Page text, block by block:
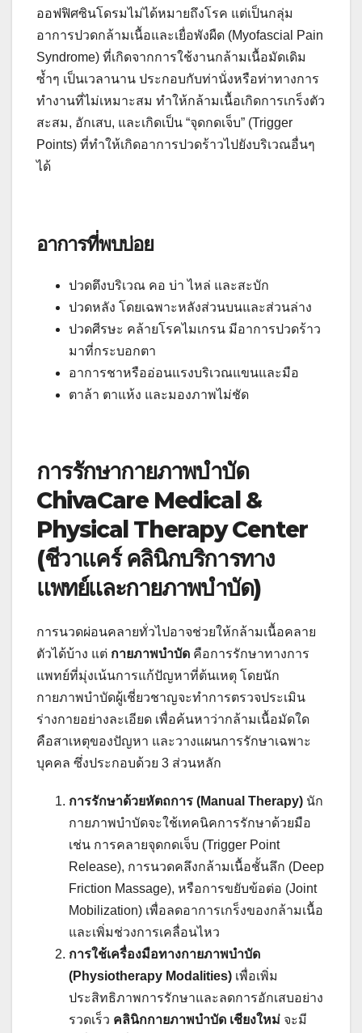
ออฟฟิศซินโดรมไม่ได้หมายถึงโรค แต่เป็นกลุ่ม
อาการปวดกล้ามเนื้อและเยื่อพังผืด (Myofascial Pain
Syndrome) ที่เกิดจากการใช้งานกล้ามเนื้อมัดเดิม
ซ้ำๆ เป็นเวลานาน ประกอบกับท่านั่งหรือท่าทางการ
ทำงานที่ไม่เหมาะสม ทำให้กล้ามเนื้อเกิดการเกร็งตัว
สะสม, อักเสบ, และเกิดเป็น “จุดกดเจ็บ” (Trigger
Points) ที่ทำให้เกิดอาการปวดร้าวไปยังบริเวณอื่นๆ
ได้
อาการที่พบบ่อย
ปวดตึงบริเวณ คอ บ่า ไหล่ และสะบัก
ปวดหลัง โดยเฉพาะหลังส่วนบนและส่วนล่าง
ปวดศีรษะ คล้ายโรคไมเกรน มีอาการปวดร้าว
มาที่กระบอกตา
อาการชาหรืออ่อนแรงบริเวณแขนและมือ
ตาล้า ตาแห้ง และมองภาพไม่ชัด
การรักษากายภาพบำบัด
ChivaCare Medical &
Physical Therapy Center
(ชีวาแคร์ คลินิกบริการทาง
แพทย์และกายภาพบำบัด)
การนวดผ่อนคลายทั่วไปอาจช่วยให้กล้ามเนื้อคลาย
ตัวได้บ้าง แต่ กายภาพบำบัด คือการรักษาทางการ
แพทย์ที่มุ่งเน้นการแก้ปัญหาที่ต้นเหตุ โดยนัก
กายภาพบำบัดผู้เชี่ยวชาญจะทำการตรวจประเมิน
ร่างกายอย่างละเอียด เพื่อค้นหาว่ากล้ามเนื้อมัดใด
คือสาเหตุของปัญหา และวางแผนการรักษาเฉพาะ
บุคคล ซึ่งประกอบด้วย 3 ส่วนหลัก
การรักษาด้วยหัตถการ (Manual Therapy) นัก
กายภาพบำบัดจะใช้เทคนิคการรักษาด้วยมือ
เช่น การคลายจุดกดเจ็บ (Trigger Point
Release), การนวดคลึงกล้ามเนื้อชั้นลึก (Deep
Friction Massage), หรือการขยับข้อต่อ (Joint
Mobilization) เพื่อลดอาการเกร็งของกล้ามเนื้อ
และเพิ่มช่วงการเคลื่อนไหว
การใช้เครื่องมือทางกายภาพบำบัด
(Physiotherapy Modalities) เพื่อเพิ่ม
ประสิทธิภาพการรักษาและลดการอักเสบอย่าง
รวดเร็ว คลินิกกายภาพบำบัด เชียงใหม่ จะมี